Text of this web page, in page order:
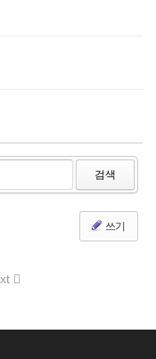
검색
쓰기